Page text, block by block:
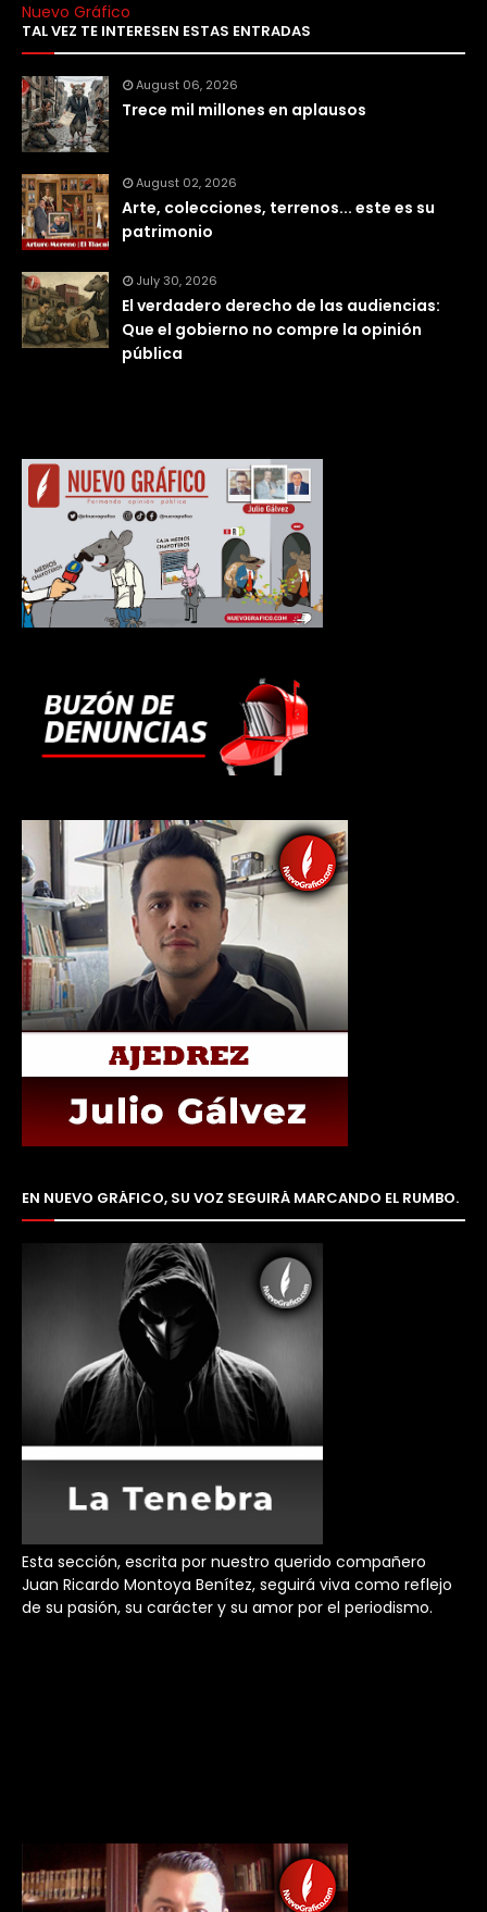
Nuevo Gráfico
TAL VEZ TE INTERESEN ESTAS ENTRADAS
August 06, 2026
Trece mil millones en aplausos
August 02, 2026
Arte, colecciones, terrenos... este es su
patrimonio
July 30, 2026
El verdadero derecho de las audiencias:
Que el gobierno no compre la opinión
pública
EN NUEVO GRÁFICO, SU VOZ SEGUIRÁ MARCANDO EL RUMBO.
Esta sección, escrita por nuestro querido compañero
Juan Ricardo Montoya Benítez, seguirá viva como reflejo
de su pasión, su carácter y su amor por el periodismo.